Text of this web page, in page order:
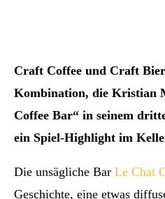
Craft Coffee und Craft Bier
Kombination, die Kristian
Coffee Bar“ in seinem
ein Spiel-Highlight im
Die unsägliche Bar Le Chat
Geschichte, eine etwas